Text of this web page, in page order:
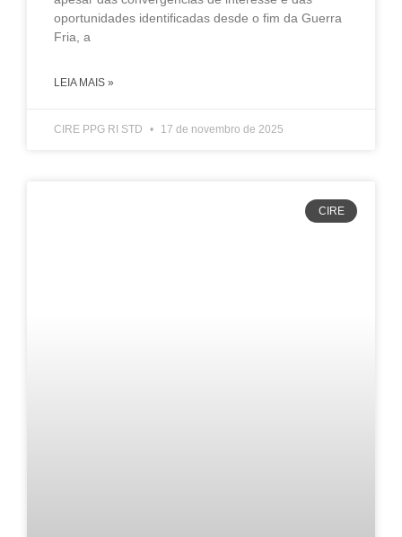
oportunidades identificadas desde o fim da Guerra
Fria, a
LEIA MAIS »
CIRE PPG RI STD 17 de novembro de 2025
CIRE